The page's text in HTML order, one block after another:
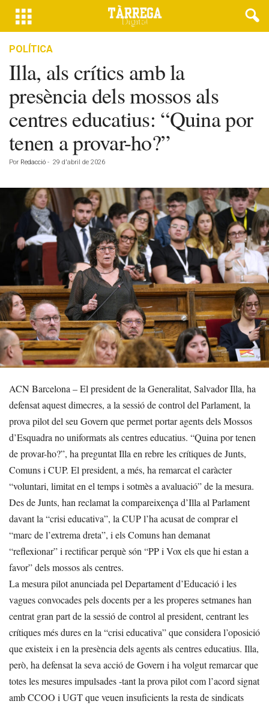
POLÍTICA
Illa, als crítics amb la
presència dels mossos als
centres educatius: “Quina por
tenen a provar-ho?”
Por Redacció - 29 d'abril de 2026
ACN Barcelona – El president de la Generalitat, Salvador Illa, ha
defensat aquest dimecres, a la sessió de control del Parlament, la
prova pilot del seu Govern que permet portar agents dels Mossos
d’Esquadra no uniformats als centres educatius. “Quina por tenen
de provar-ho?”, ha preguntat Illa en rebre les crítiques de Junts,
Comuns i CUP. El president, a més, ha remarcat el caràcter
“voluntari, limitat en el temps i sotmès a avaluació” de la mesura.
Des de Junts, han reclamat la compareixença d’Illa al Parlament
davant la “crisi educativa”, la CUP l’ha acusat de comprar el
“marc de l’extrema dreta”, i els Comuns han demanat
“reflexionar” i rectificar perquè són “PP i Vox els que hi estan a
favor” dels mossos als centres.
La mesura pilot anunciada pel Departament d’Educació i les
vagues convocades pels docents per a les properes setmanes han
centrat gran part de la sessió de control al president, centrant les
crítiques més dures en la “crisi educativa” que considera l’oposició
que existeix i en la presència dels agents als centres educatius. Illa,
però, ha defensat la seva acció de Govern i ha volgut remarcar que
totes les mesures impulsades -tant la prova pilot com l’acord signat
amb CCOO i UGT que veuen insuficients la resta de sindicats